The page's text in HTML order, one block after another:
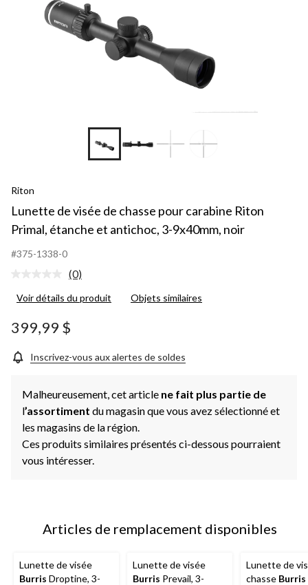
Riton
Lunette de visée de chasse pour carabine Riton
Primal, étanche et antichoc, 3-9x40mm, noir
#375-1338-0
Aucune
pour
produit.
Lien
la
même
(0)
Voir détails du produit Objets similaires
399,99 $
Inscrivez-vous aux alertes de soldes
Malheureusement, cet article ne fait plus partie de
l’assortiment du magasin que vous avez sélectionné et
les magasins de la région.
Ces produits similaires présentés ci-dessous pourraient
vous intéresser.
Articles de remplacement disponibles
Lunette de visée
Burris Droptine, 3-
Lunette de visée
Burris Prevail, 3-
Lunette de
chasse Burris